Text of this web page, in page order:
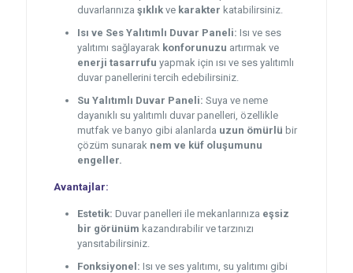
duvarlarınıza şıklıkve karakter katabilirsiniz.
Isı ve Ses Yalıtımlı Duvar Paneli: Isı ve ses
yalıtımı sağlayarak konforunuzu artırmak ve
enerji tasarrufu yapmak için ısı ve ses yalıtımlı
duvar panellerini tercih edebilirsiniz.
Su Yalıtımlı Duvar Paneli: Suya ve neme
dayanıklı su yalıtımlı duvar panelleri, özellikle
mutfak ve banyo gibi alanlarda uzun ömürlü bir
çözüm sunarak nem ve küf oluşumunu
engeller.
Avantajlar:
Estetik: Duvar panelleri ile mekanlarınıza eşsiz
bir görünüm kazandırabilir ve tarzınızı
yansıtabilirsiniz.
Fonksiyonel: Isı ve ses yalıtımı, su yalıtımı gibi